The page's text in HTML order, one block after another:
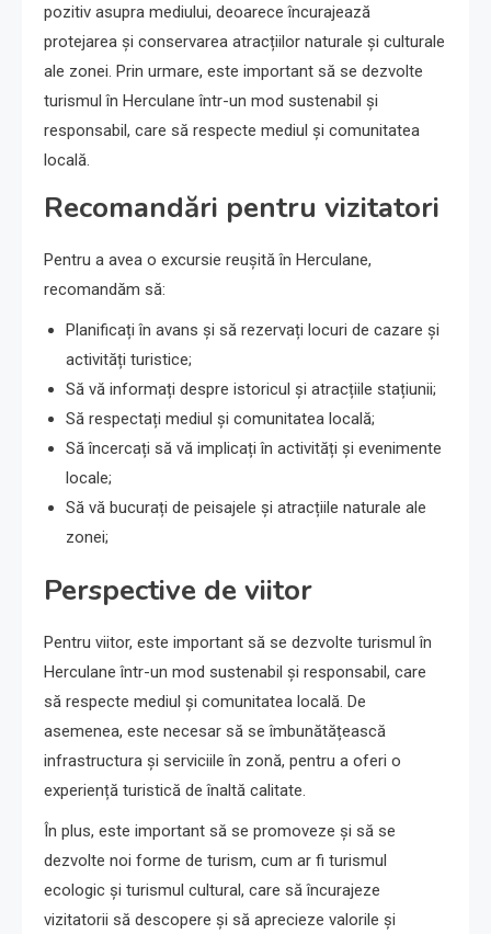
pozitiv asupra mediului, deoarece încurajează
protejarea și conservarea atracțiilor naturale și culturale
ale zonei. Prin urmare, este important să se dezvolte
turismul în Herculane într-un mod sustenabil și
responsabil, care să respecte mediul și comunitatea
locală.
Recomandări pentru vizitatori
Pentru a avea o excursie reușită în Herculane,
recomandăm să:
Planificați în avans și să rezervați locuri de cazare și
activități turistice;
Să vă informați despre istoricul și atracțiile stațiunii;
Să respectați mediul și comunitatea locală;
Să încercați să vă implicați în activități și evenimente
locale;
Să vă bucurați de peisajele și atracțiile naturale ale
zonei;
Perspective de viitor
Pentru viitor, este important să se dezvolte turismul în
Herculane într-un mod sustenabil și responsabil, care
să respecte mediul și comunitatea locală. De
asemenea, este necesar să se îmbunătățească
infrastructura și serviciile în zonă, pentru a oferi o
experiență turistică de înaltă calitate.
În plus, este important să se promoveze și să se
dezvolte noi forme de turism, cum ar fi turismul
ecologic și turismul cultural, care să încurajeze
vizitatorii să descopere și să aprecieze valorile și